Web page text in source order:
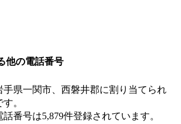
他の電話番号
手県一関市、西磐井郡に割り当てられ
。
番号は5,879件登録されています。